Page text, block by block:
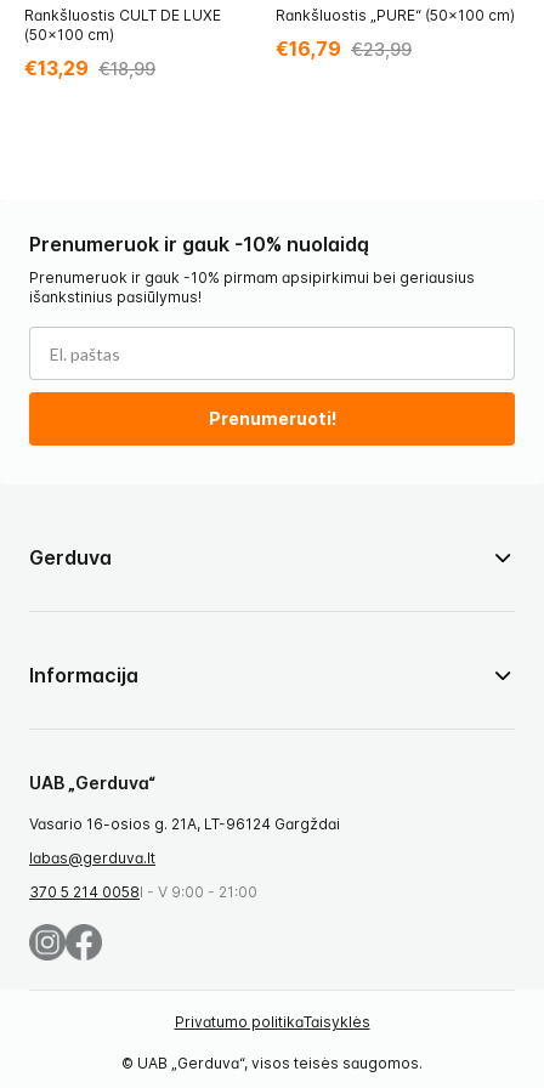
Rankšluostis CULT DE LUXE
(50x100 cm)
€13,29 €18,99
Rankšluostis „PURE“ (50x100 cm)
€16,79 €23,99
UAB „Gerduva“
Vasario 16-osios g. 21A, LT-96124 Gargždai
labas@gerduva.lt
370 5 214 0058I - V 9:00 - 21:00
Gerduva
Informacija
Prenumeruok ir gauk -10% nuolaidą
Prenumeruok ir gauk -10% pirmam apsipirkimui bei geriausius
išankstinius pasiūlymus!
Prenumeruoti!
Privatumo politikaTaisyklės
© UAB „Gerduva“, visos teisės saugomos.